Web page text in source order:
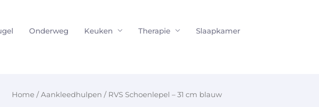
Onderweg Keuken Therapie
Slaapkamer
Home / Aankleedhulpen / RVS Schoenlepel – 31 cm blauw